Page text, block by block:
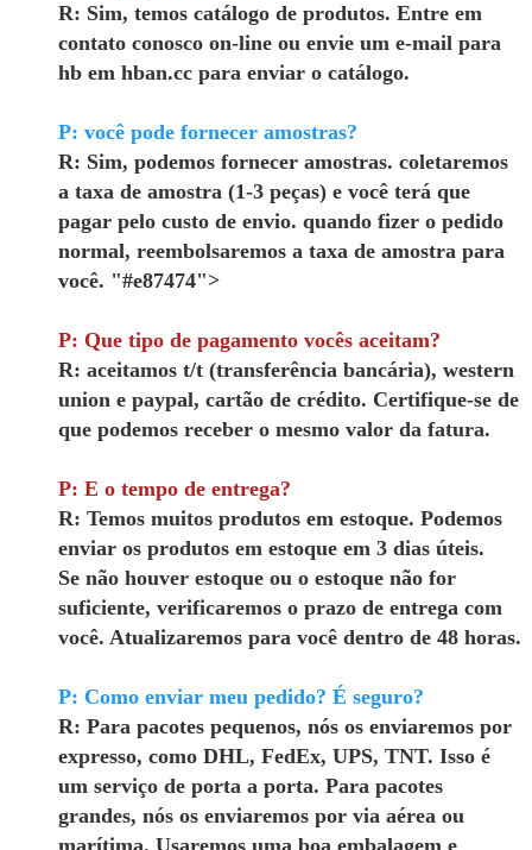
R: Sim, temos catálogo de produtos. Entre em
contato conosco on-line ou envie um e-mail para
hb em hban.cc para enviar o catálogo.
P: você pode fornecer amostras?
R: Sim, podemos fornecer amostras. coletaremos
a taxa de amostra (1-3 peças) e você terá que
pagar pelo custo de envio. quando fizer o pedido
normal, reembolsaremos a taxa de amostra para
você. "#e87474">
P: Que tipo de pagamento vocês aceitam?
R: aceitamos t/t (transferência bancária), western
union e paypal, cartão de crédito. Certifique-se de
que podemos receber o mesmo valor da fatura.
P: E o tempo de entrega?
R: Temos muitos produtos em estoque. Podemos
enviar os produtos em estoque em 3 dias úteis.
Se não houver estoque ou o estoque não for
suficiente, verificaremos o prazo de entrega com
você. Atualizaremos para você dentro de 48 horas.
P: Como enviar meu pedido? É seguro?
R: Para pacotes pequenos, nós os enviaremos por
expresso, como DHL, FedEx, UPS, TNT. Isso é
um serviço de porta a porta. Para pacotes
grandes, nós os enviaremos por via aérea ou
marítima. Usaremos uma boa embalagem e